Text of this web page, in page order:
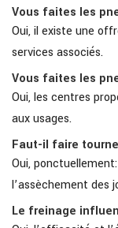
Vous faites les
Oui, il existe une
services associés.
Vous faites les
Oui, les centres
aux usages.
Faut-il faire
Oui,
l’assèchement des
Le freinage